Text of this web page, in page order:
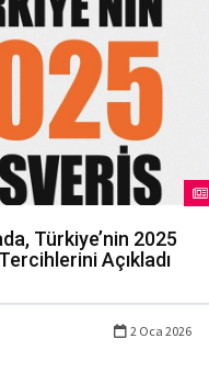
Türkiye’nin 2025
Açıkladı
2 Oca 2026